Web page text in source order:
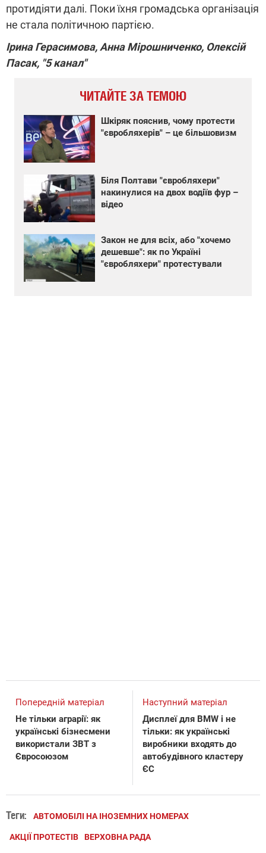
протидіяти далі. Поки їхня громадська організація
не стала політичною партією.
Ірина Герасимова, Анна Мірошниченко, Олексій
Пасак, "5 канал"
ЧИТАЙТЕ ЗА ТЕМОЮ
Шкіряк пояснив, чому протести
"євробляхерів" – це більшовизм
Біля Полтави "євробляхери"
накинулися на двох водіїв фур –
відео
Закон не для всіх, або "хочемо
дешевше": як по Україні
"євробляхери" протестували
Попередній матеріал
Не тільки аграрії: як
українські бізнесмени
використали ЗВТ з
Євросоюзом
Наступний матеріал
Дисплеї для BMW і не
тільки: як українські
виробники входять до
автобудівного кластеру
ЄС
Теги: АВТОМОБІЛІ НА ІНОЗЕМНИХ НОМЕРАХ
АКЦІЇ ПРОТЕСТІВ ВЕРХОВНА РАДА